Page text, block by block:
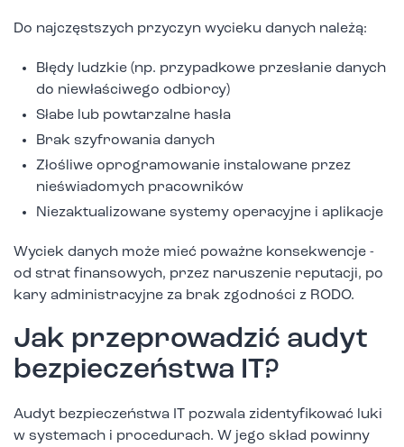
Do najczęstszych przyczyn wycieku danych należą:
Błędy ludzkie (np. przypadkowe przesłanie danych
do niewłaściwego odbiorcy)
Słabe lub powtarzalne hasła
Brak szyfrowania danych
Złośliwe oprogramowanie instalowane przez
nieświadomych pracowników
Niezaktualizowane systemy operacyjne i aplikacje
Wyciek danych może mieć poważne konsekwencje -
od strat finansowych, przez naruszenie reputacji, po
kary administracyjne za brak zgodności z RODO.
Jak przeprowadzić audyt
bezpieczeństwa IT?
Audyt bezpieczeństwa IT pozwala zidentyfikować luki
w systemach i procedurach. W jego skład powinny